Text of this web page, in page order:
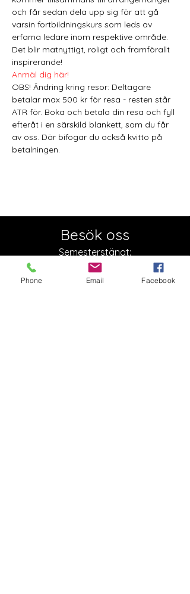
och får sedan dela upp sig för att gå
varsin fortbildningskurs som leds av
erfarna ledare inom respektive område.
Det blir matnyttigt, roligt och framförallt
inspirerande!
Anmäl dig här!
OBS! Ändring kring resor: Deltagare
betalar max 500 kr för resa - resten står
ATR för. Boka och betala din resa och fyll
efteråt i en särskild blankett, som du får
av oss. Där bifogar du också kvitto på
betalningen.
Besök oss
Semesterstängt:
Öppnar 5 augusti
Phone Email Facebook